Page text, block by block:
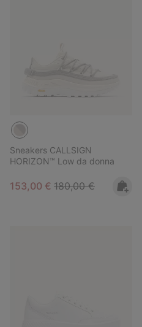
Sneakers CALLSIGN
HORIZON™ Low da donna
Sale price:
153,00 € Regular price:
180,00 €